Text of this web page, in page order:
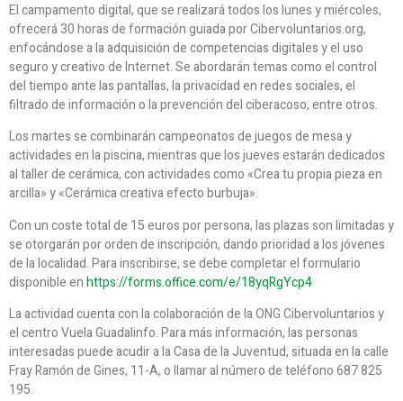
El campamento digital, que se realizará todos los lunes y miércoles,
ofrecerá 30 horas de formación guiada por Cibervoluntarios.org,
enfocándose a la adquisición de competencias digitales y el uso
seguro y creativo de Internet. Se abordarán temas como el control
del tiempo ante las pantallas, la privacidad en redes sociales, el
filtrado de información o la prevención del ciberacoso, entre otros.
Los martes se combinarán campeonatos de juegos de mesa y
actividades en la piscina, mientras que los jueves estarán dedicados
al taller de cerámica, con actividades como «Crea tu propia pieza en
arcilla» y «Cerámica creativa efecto burbuja».
Con un coste total de 15 euros por persona, las plazas son limitadas y
se otorgarán por orden de inscripción, dando prioridad a los jóvenes
de la localidad. Para inscribirse, se debe completar el formulario
disponible enhttps://forms.office.com/e/18yqRgYcp4
La actividad cuenta con la colaboración de la ONG Cibervoluntarios y
el centro Vuela Guadalinfo. Para más información, las personas
interesadas puede acudir a la Casa de la Juventud, situada en la calle
Fray Ramón de Gines, 11-A, o llamar al número de teléfono 687 825
195.